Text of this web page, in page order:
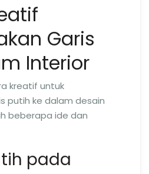
Garis
Interior
kreatif untuk
putih ke dalam desain
beberapa ide dan
pada